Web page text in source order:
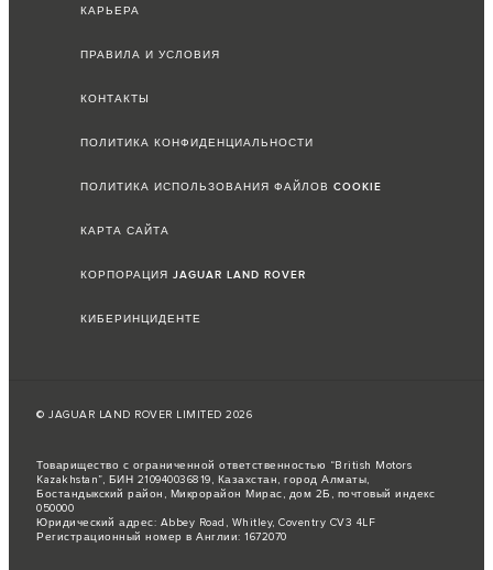
КАРЬЕРА
ПРАВИЛА И УСЛОВИЯ
КОНТАКТЫ
ПОЛИТИКА КОНФИДЕНЦИАЛЬНОСТИ
ПОЛИТИКА ИСПОЛЬЗОВАНИЯ ФАЙЛОВ COOKIE
КАРТА САЙТА
КОРПОРАЦИЯ JAGUAR LAND ROVER
КИБЕРИНЦИДЕНТЕ
© JAGUAR LAND ROVER LIMITED 2026
Товарищество с ограниченной ответственностью “British Motors
Kazakhstan”, БИН 210940036819, Казахстан, город Алматы,
Бостандыкский район, Микрорайон Мирас, дом 2Б, почтовый индекс
050000
Юридический адрес: Abbey Road, Whitley, Coventry CV3 4LF
Регистрационный номер в Англии: 1672070